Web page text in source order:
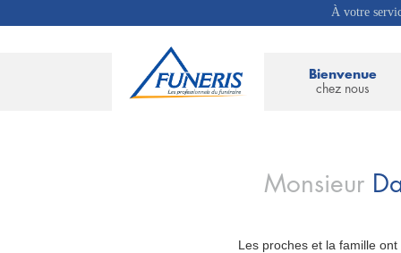
À votre
Bienvenue
chez nous
Monsieur
Les proches et la famille